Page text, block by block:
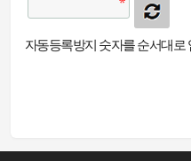
자동등록방지 숫자를 순서대로